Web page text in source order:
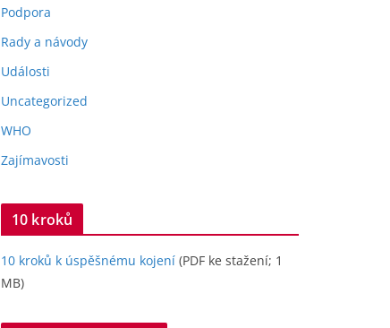
Podpora
Rady a návody
Události
Uncategorized
WHO
Zajímavosti
10 kroků
10 kroků k úspěšnému kojení (PDF ke stažení; 1
MB)